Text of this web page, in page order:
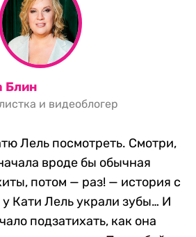
Блин
и видеоблогер
Лель посмотреть. Смотри,
вроде бы обычная
потом — раз! — история с
Кати Лель украли зубы… И
подзатихать, как она